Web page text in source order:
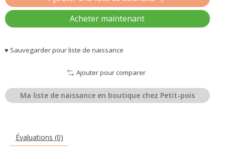
Acheter maintenant
♥ Sauvegarder pour liste de naissance
Ajouter pour comparer
Ma liste de naissance en boutique chez Petit-pois
Évaluations (0)